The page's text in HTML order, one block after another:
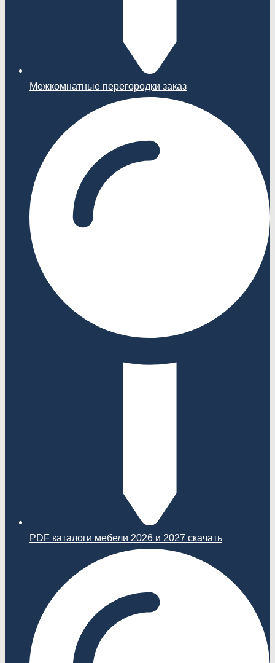
Межкомнатные перегородки заказ
PDF каталоги мебели 2026 и 2027 скачать